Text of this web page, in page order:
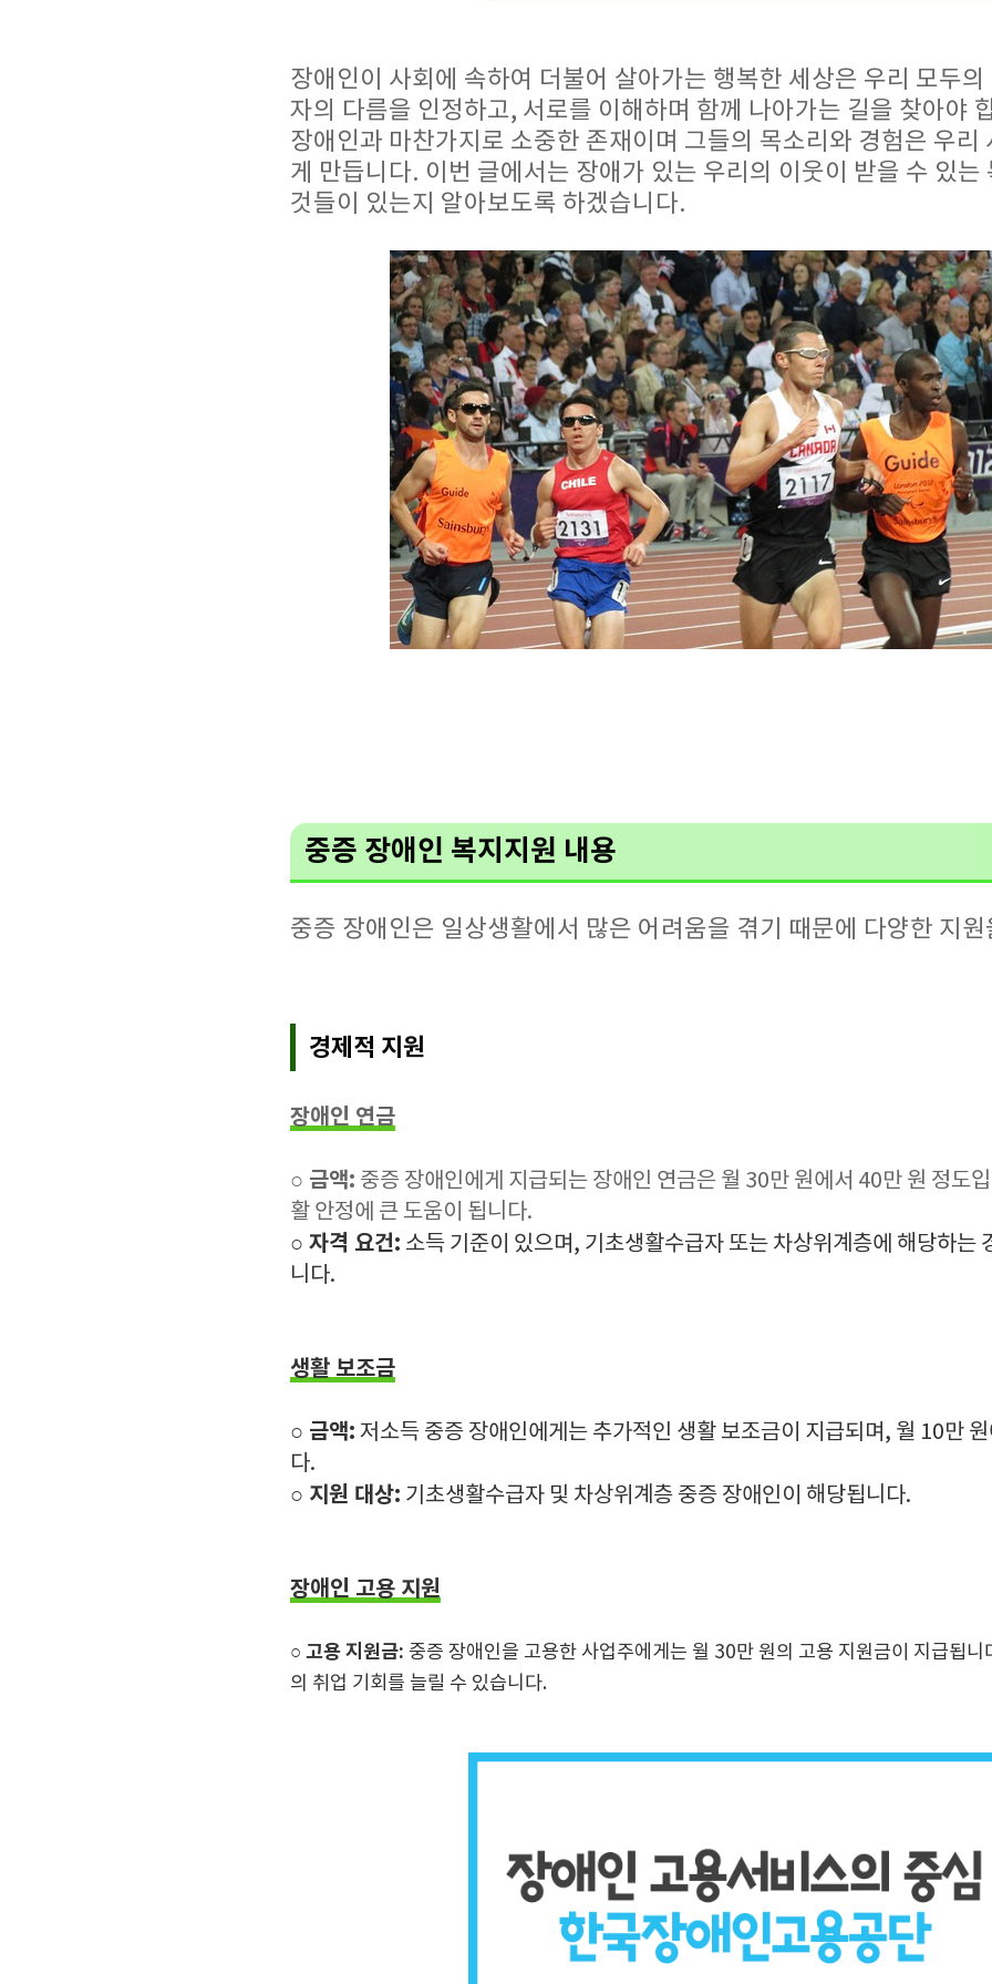
장애인이 사회에 속하여 더불어 살아가는 행복한 세상은 우리 모두
자의 다름을 인정하고, 서로를 이해하며 함께 나아가는 길을 찾아야
장애인과 마찬가지로 소중한 존재이며 그들의 목소리와 경험은 우리
게 만듭니다. 이번 글에서는 장애가 있는 우리의 이웃이 받을 수 있는
것들이 있는지 알아보도록 하겠습니다.
중증 장애인 복지지원 내용
중증 장애인은 일상생활에서 많은 어려움을 겪기 때문에 다양한 지
경제적 지원
장애인 연금
○ 금액: 중증 장애인에게 지급되는 장애인 연금은 월 30만 원에서 40만 원 정도
활 안정에 큰 도움이 됩니다.
○ 자격 요건: 소득 기준이 있으며, 기초생활수급자 또는 차상위계층에 해당하는
니다.
생활 보조금
○ 금액: 저소득 중증 장애인에게는 추가적인 생활 보조금이 지급되며, 월 10만
다.
○ 지원 대상: 기초생활수급자 및 차상위계층 중증 장애인이 해당됩니다.
장애인 고용 지원
○ 고용 지원금: 중증 장애인을 고용한 사업주에게는 월 30만 원의 고용 지원금이 지급됩니
의 취업 기회를 늘릴 수 있습니다.